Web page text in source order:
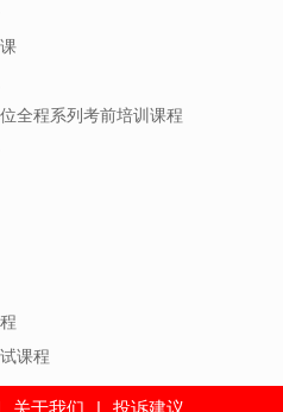
全程系列考前培训课程
课程
关于我们 | 投诉建议